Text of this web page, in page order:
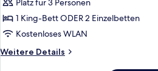
Basic-
Suite
anzeigen
1 King-Bett ODER 2 Einzelbetten
Kostenloses WLAN
Weitere Details
Weitere